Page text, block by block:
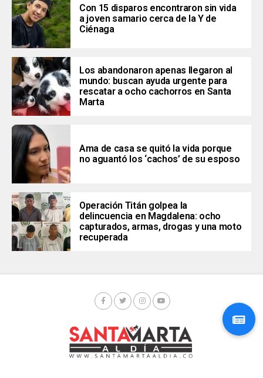
Con 15 disparos encontraron sin vida
a joven samario cerca de la Y de
Ciénaga
Los abandonaron apenas llegaron al
mundo: buscan ayuda urgente para
rescatar a ocho cachorros en Santa
Marta
Ama de casa se quitó la vida porque
no aguantó los ‘cachos’ de su esposo
Operación Titán golpea la
delincuencia en Magdalena: ocho
capturados, armas, drogas y una moto
recuperada